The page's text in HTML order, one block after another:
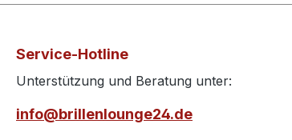
Service-Hotline
Unterstützung und Beratung unter:
info@brillenlounge24.de